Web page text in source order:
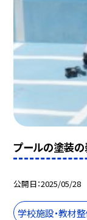
プールの塗装
公開日 2025/05/28
学校施設・教材